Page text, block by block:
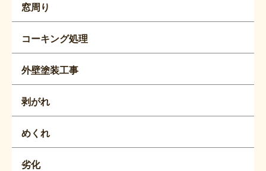
窓周り
コーキング処理
外壁塗装工事
剥がれ
めくれ
劣化